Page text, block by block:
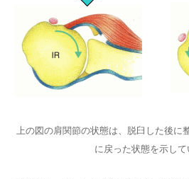
上の図の肩関節の状態は、脱臼した後に
に戻った状態を示して